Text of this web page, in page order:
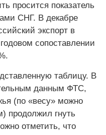
просится показатель
СНГ. В декабре
экспорт в
сопоставлении
таблицу. В
данным ФТС,
(по «весу» можно
продолжил гнуть
отметить, что